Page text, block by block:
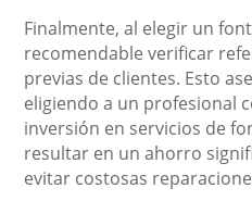
Finalmente, al elegir un
recomendable verificar
previas de clientes. Esto
eligiendo a un profesional
inversión en servicios de
resultar en un ahorro
evitar costosas